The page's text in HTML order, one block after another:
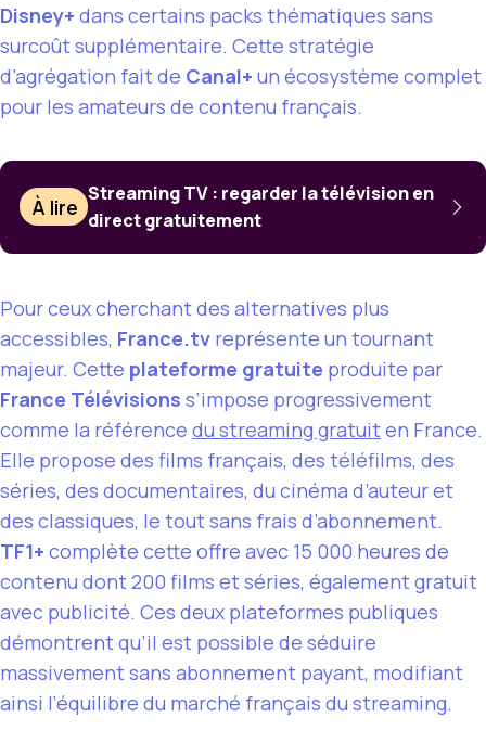
Disney+ dans certains packs thématiques sans
surcoût supplémentaire. Cette stratégie
d’agrégation fait de Canal+ un écosystème complet
pour les amateurs de contenu français.
À lire
Streaming TV : regarder la télévision en
direct gratuitement
Pour ceux cherchant des alternatives plus
accessibles, France.tv représente un tournant
majeur. Cette plateforme gratuite produite par
France Télévisions s’impose progressivement
comme la référence du streaming gratuiten France.
Elle propose des films français, des téléfilms, des
séries, des documentaires, du cinéma d’auteur et
des classiques, le tout sans frais d’abonnement.
TF1+ complète cette offre avec 15 000 heures de
contenu dont 200 films et séries, également gratuit
avec publicité. Ces deux plateformes publiques
démontrent qu’il est possible de séduire
massivement sans abonnement payant, modifiant
ainsi l’équilibre du marché français du streaming.